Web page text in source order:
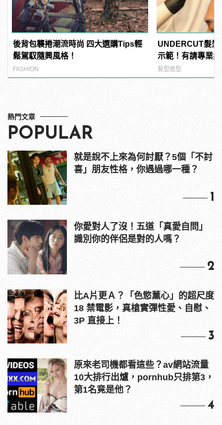
後背包襲捲潮流時尚 四大選購Tips輕
鬆駕馭隨興風格！
FASHION
UNDERCUT髮型
示範！有請專業
髮型造型
熱門文章
POPULAR
就是說不上來為何討厭？5個「不討
喜」朋友性格，你遇過哪一種？
1
你愛對人了沒！五道「真愛自問」
識別你的伴侶是對的人嗎？
2
比A片更Ａ？「色慾薰心」的超尺度
18 禁電影，真槍實彈性愛、自慰、
3P 直接上！
3
原來老司機都看這些？av網站流量
10大排行出爐，pornhub只排第3，
第1名竟是他？
4